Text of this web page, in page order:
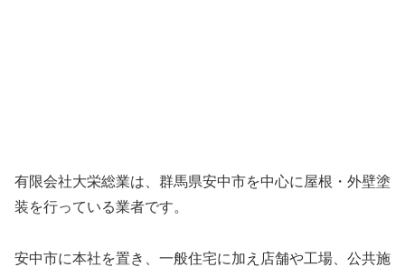
有限会社大栄総業は、群馬県安中市を中心に屋根・外壁塗
装を行っている業者です。
安中市に本社を置き、一般住宅に加え店舗や工場、公共施